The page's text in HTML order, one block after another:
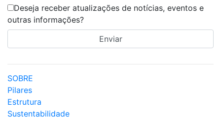
Deseja receber atualizações de notícias, eventos e
outras informações?
SOBRE
Pilares
Estrutura
Sustentabilidade